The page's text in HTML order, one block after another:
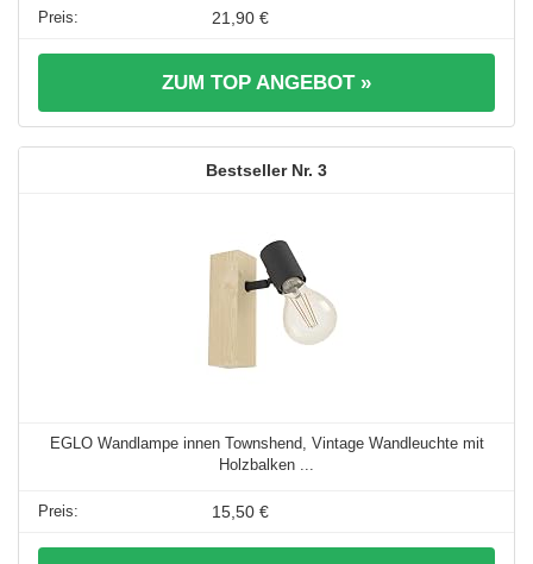
21,90 €
ZUM TOP ANGEBOT »
3
EGLO Wandlampe innen Townshend, Vintage Wandleuchte mit
Holzbalken ...
15,50 €